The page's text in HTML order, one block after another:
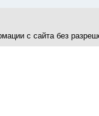
с сайта без